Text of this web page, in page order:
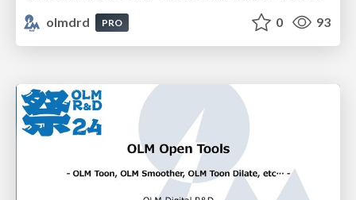
olmdrd
PRO 0 93